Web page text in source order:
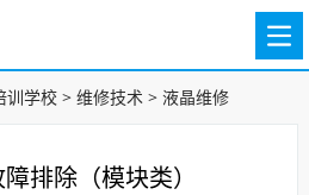
训学校> 维修技术> 液晶维修
排除（模块类）